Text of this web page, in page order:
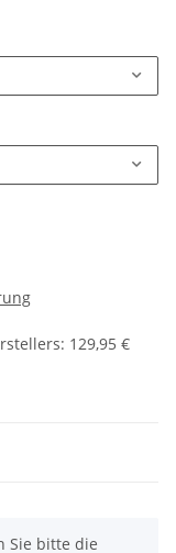
: 129,95 €
Sie bitte die